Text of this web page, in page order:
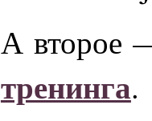
А второе
тренинга.